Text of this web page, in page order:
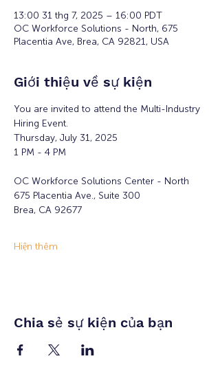
13:00 31 thg 7, 2025 – 16:00 PDT
OC Workforce Solutions - North, 675
Placentia Ave, Brea, CA 92821, USA
Giới thiệu về sự kiện
You are invited to attend the Multi-Industry
Hiring Event.
Thursday, July 31, 2025
1 PM - 4 PM
OC Workforce Solutions Center - North
675 Placentia Ave., Suite 300
Brea, CA 92677
Hiện thêm
Chia sẻ sự kiện của bạn